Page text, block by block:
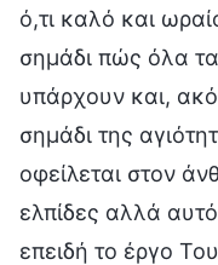
ό,τι καλό και
σημάδι πώς όλα
υπάρχουν και,
σημάδι της
οφείλεται στον
ελπίδες αλλά
επειδή το έργο